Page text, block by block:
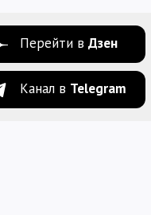
Перейти в Дзен
Канал в Telegram